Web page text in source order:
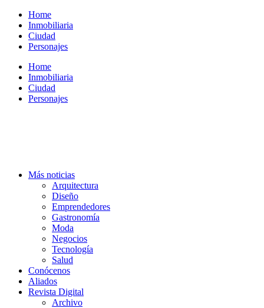
contenido
Home
Inmobiliaria
Ciudad
Personajes
Home
Inmobiliaria
Ciudad
Personajes
Más noticias
Arquitectura
Diseño
Emprendedores
Gastronomía
Moda
Negocios
Tecnología
Salud
Conócenos
Aliados
Revista Digital
Archivo